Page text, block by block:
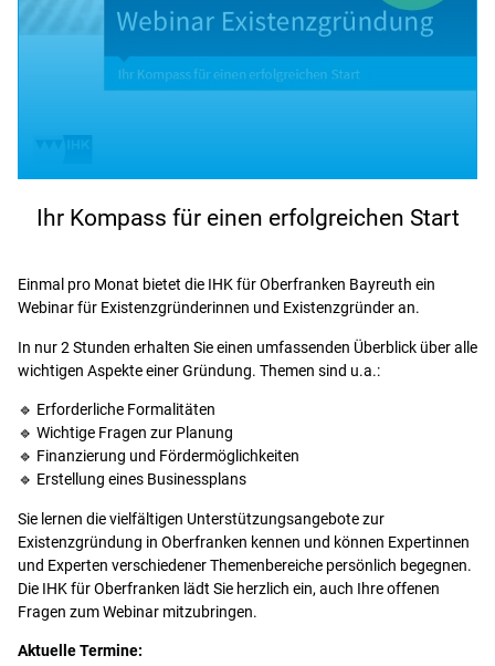
Ihr Kompass für einen erfolgreichen Start
Einmal pro Monat bietet die IHK für Oberfranken Bayreuth ein
Webinar für Existenzgründerinnen und Existenzgründer an.
In nur 2 Stunden erhalten Sie einen umfassenden Überblick über alle
wichtigen Aspekte einer Gründung. Themen sind u.a.:
🔹 Erforderliche Formalitäten
🔹 Wichtige Fragen zur Planung
🔹 Finanzierung und Fördermöglichkeiten
🔹 Erstellung eines Businessplans
Sie lernen die vielfältigen Unterstützungsangebote zur
Existenzgründung in Oberfranken kennen und können Expertinnen
und Experten verschiedener Themenbereiche persönlich begegnen.
Die IHK für Oberfranken lädt Sie herzlich ein, auch Ihre offenen
Fragen zum Webinar mitzubringen.
Aktuelle Termine: